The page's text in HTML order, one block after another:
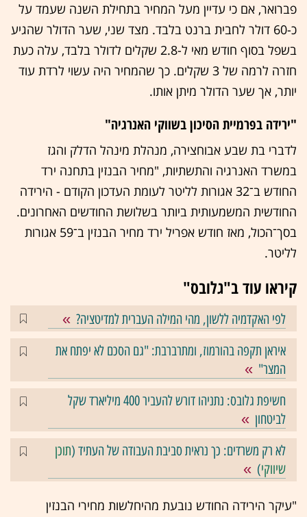
פברואר, אם כי עדיין מעל המחיר בתחילת השנה שעמד על
כ-60 דולר לחבית ברנט בלבד. מצד שני, שער הדולר שהגיע
בשפל בסוף חודש מאי ל-2.8 שקלים לדולר בלבד, עלה כעת
חזרה לרמה של 3 שקלים. כך שהמחיר היה עשוי לרדת עוד
יותר, אך שער הדולר מיתן אותו.
"ירידה בפרמיית הסיכון בשווקי האנרגיה"
לדברי בת שבע אבוחצירה, מנהלת מינהל הדלק והגז
במשרד האנרגיה והתשתיות, "מחיר הבנזין בתחנה ירד
החודש ב־32 אגורות לליטר לעומת העדכון הקודם - הירידה
החודשית המשמעותית ביותר בשלושת החודשים האחרונים.
בסך־הכול, מאז חודש אפריל ירד מחיר הבנזין ב־59 אגורות
לליטר.
קיראו עוד ב"גלובס"
לפי האקדמיה ללשון, מהי המילה העברית למדיטציה?
איראן תקפה בהורמוז, ומתרברבת: "גם הסכם לא יפתח את
המצר"
חשיפת גלובס: נתניהו דורש להעביר 400 מיליארד שקל
לביטחון
לא רק משרדים: כך נראית סביבת העבודה של העתיד (תוכן
שיווקי)
"עיקר הירידה החודש נובעת מהיחלשות מחירי הבנזין